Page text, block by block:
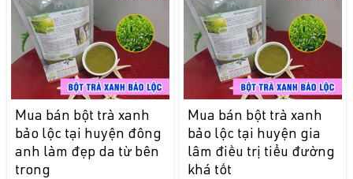
Mua bán bột trà xanh
bảo lộc tại huyện đông
anh làm đẹp da từ bên
trong
Mua bán bột trà xanh
bảo lộc tại huyện gia
lâm điều trị tiểu đường
khá tốt